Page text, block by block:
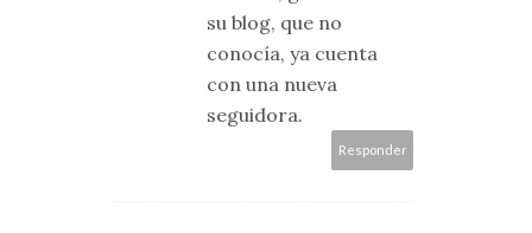
su blog, que no
conocía, ya cuenta
con una nueva
seguidora.
Responder